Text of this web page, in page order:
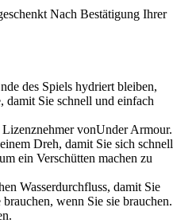
Nach Bestätigung Ihrer
des Spiels hydriert bleiben,
Sie schnell und einfach
vonUnder Armour.
Dreh, damit Sie sich schnell
ein Verschütten machen zu
Wasserdurchfluss, damit Sie
wenn Sie sie brauchen.